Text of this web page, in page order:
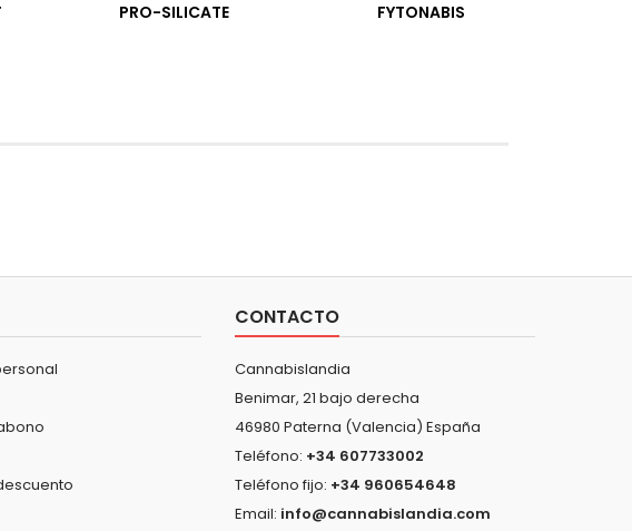
PRO-SILICATE FYTONABIS
CONTACTO
Cannabislandia
Benimar, 21 bajo derecha
46980 Paterna (Valencia) España
Teléfono: +34 607733002
Teléfono fijo: +34 960654648
Email: info@cannabislandia.com